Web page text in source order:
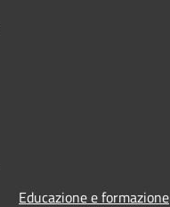
Educazione e formazione